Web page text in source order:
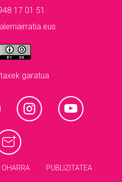
17 01 51
garatua
OHARRA PUBLIZITATEA